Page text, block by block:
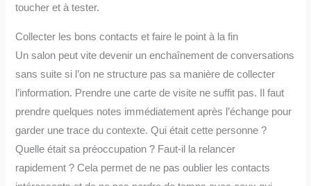
toucher et à tester.
Collecter les bons contacts et faire le point à la fin
Un salon peut vite devenir un enchaînement de conversations
sans suite si l’on ne structure pas sa manière de collecter
l’information. Prendre une carte de visite ne suffit pas. Il faut
prendre quelques notes immédiatement après l’échange pour
garder une trace du contexte. Qui était cette personne ?
Quelle était sa préoccupation ? Faut-il la relancer
rapidement ? Cela permet de ne pas oublier les contacts